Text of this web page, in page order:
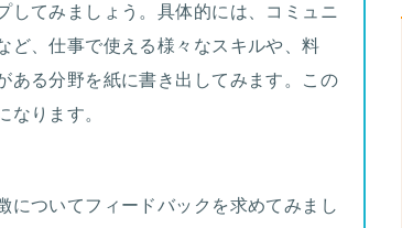
してみましょう。具体的には、コミュニ
ど、仕事で使える様々なスキルや、料
ある分野を紙に書き出してみます。この
なります。
についてフィードバックを求めてみまし